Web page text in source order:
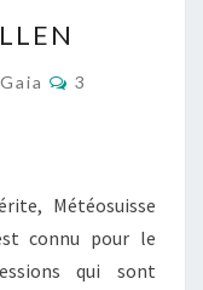
3
Météosuisse
connu pour le
qui sont